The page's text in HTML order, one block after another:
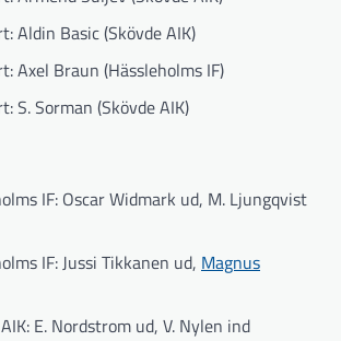
Aldin Basic (Skövde AIK)
Axel Braun (Hässleholms IF)
S. Sorman (Skövde AIK)
IF: Oscar Widmark ud, M. Ljungqvist
IF: Jussi Tikkanen ud, Magnus
E. Nordstrom ud, V. Nylen ind